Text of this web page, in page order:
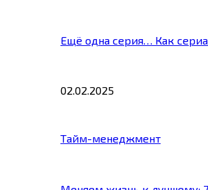
Ещё одна серия… Как
02.02.2025
Тайм-менеджмент